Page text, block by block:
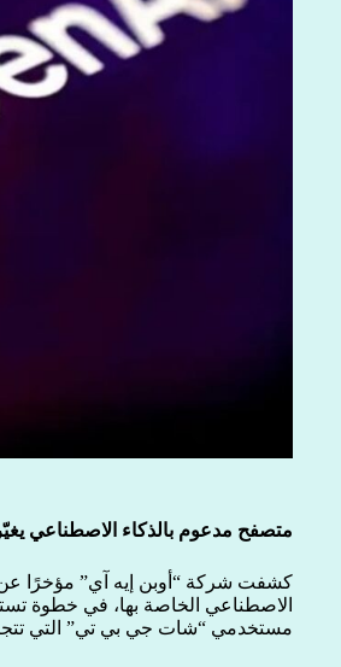
متصفح مدعوم بالذكاء الاصطناعي
كشفت شركة “أوبن إيه آي” مؤخرًا عن
الاصطناعي الخاصة بها، في خطوة
مستخدمي “شات جي بي تي” التي تتجاوز 500 مليون